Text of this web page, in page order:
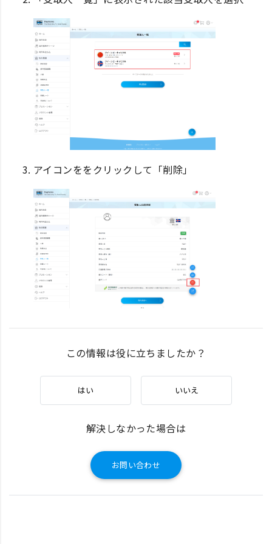
アイコンををクリックして「削除」
この情報は役に立ちましたか？
はい いいえ
解決しなかった場合は
お問い合わせ